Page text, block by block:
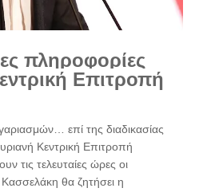
πληροφορίες
Επιτροπή
επί της διαδικασίας
Κεντρική Επιτροπή
τις τελευταίες ώρες οι
θα ζητήσει η